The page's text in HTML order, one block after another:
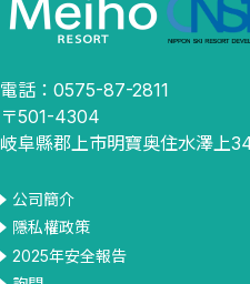
電話：0575-87-2811
〒501-4304
岐阜縣郡上市明寶奥住水澤上
公司簡介
隱私權政策
2025年安全報告